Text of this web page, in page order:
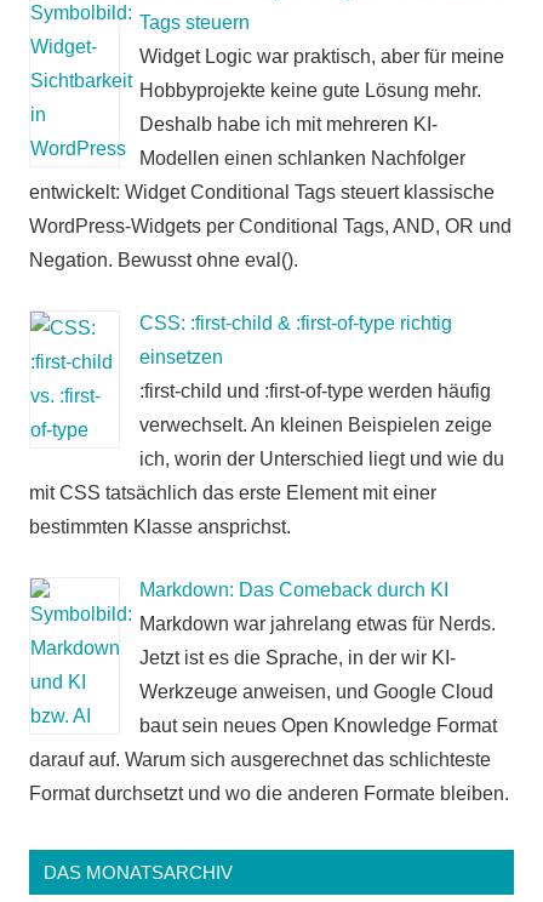
Tags steuern
Widget Logic war praktisch, aber für meine
Hobbyprojekte keine gute Lösung mehr.
Deshalb habe ich mit mehreren KI-
Modellen einen schlanken Nachfolger
entwickelt: Widget Conditional Tags steuert klassische
WordPress-Widgets per Conditional Tags, AND, OR und
Negation. Bewusst ohne eval().
CSS: :first-child & :first-of-type richtig
einsetzen
:first-child und :first-of-type werden häufig
verwechselt. An kleinen Beispielen zeige
ich, worin der Unterschied liegt und wie du
mit CSS tatsächlich das erste Element mit einer
bestimmten Klasse ansprichst.
Markdown: Das Comeback durch KI
Markdown war jahrelang etwas für Nerds.
Jetzt ist es die Sprache, in der wir KI-
Werkzeuge anweisen, und Google Cloud
baut sein neues Open Knowledge Format
darauf auf. Warum sich ausgerechnet das schlichteste
Format durchsetzt und wo die anderen Formate bleiben.
DAS MONATSARCHIV